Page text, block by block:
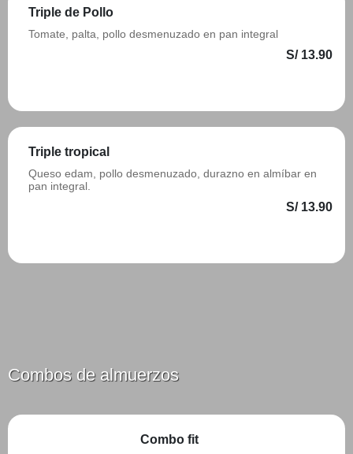
Triple de Pollo
Tomate, palta, pollo desmenuzado en pan integral
S/ 13.90
Triple tropical
Queso edam, pollo desmenuzado, durazno en almíbar en
pan integral.
S/ 13.90
Combos de almuerzos
Combo fit